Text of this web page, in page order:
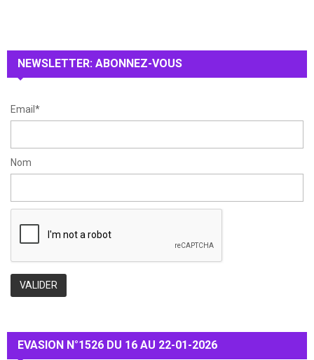
:
NEWSLETTER: ABONNEZ-VOUS
Email*
Nom
EVASION N°1526 DU 16 AU 22-01-2026